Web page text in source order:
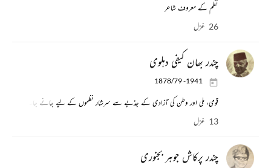
نظم کے معروف شاعر
26 غزل
چندر بھان کیفی دہلوی
1878/79 -1941
قومی، ملی اور وطن کی آزادی کے جذبے سے سرشار نظموں کے لیے جانے جاتے ہیں۔
13 غزل
چندر پرکاش جوہر بجنوری